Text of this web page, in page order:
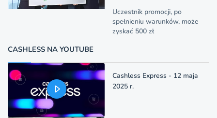
Uczestnik promocji, po
spełnieniu warunków, może
zyskać 500 zł
CASHLESS NA YOUTUBE
Cashless Express - 12 maja
2025 r.